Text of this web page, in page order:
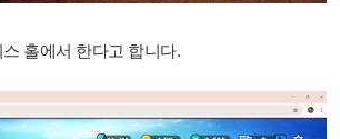
홀에서 한다고 합니다.